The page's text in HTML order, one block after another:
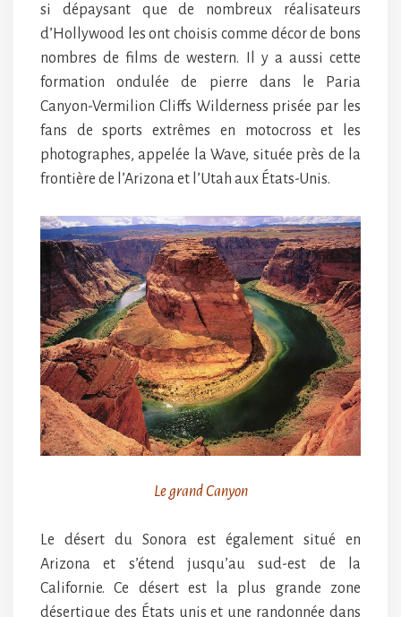
si dépaysant que de nombreux réalisateurs
d’Hollywood les ont choisis comme décor de bons
nombres de films de western. Il y a aussi cette
formation ondulée de pierre dans le Paria
Canyon-Vermilion Cliffs Wilderness prisée par les
fans de sports extrêmes en motocross et les
photographes, appelée la Wave, située près de la
frontière de l’Arizona et l’Utah aux États-Unis.
Le grand Canyon
Le désert du Sonora est également situé en
Arizona et s’étend jusqu’au sud-est de la
Californie. Ce désert est la plus grande zone
désertique des États unis et une randonnée dans